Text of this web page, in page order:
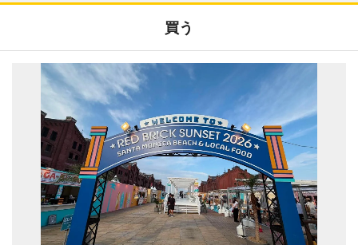
買う